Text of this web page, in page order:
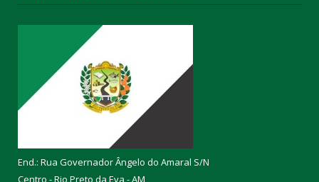
End.: Rua Governador Ângelo do Amaral S/N